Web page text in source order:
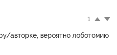
1
авторке, вероятно лоботомию